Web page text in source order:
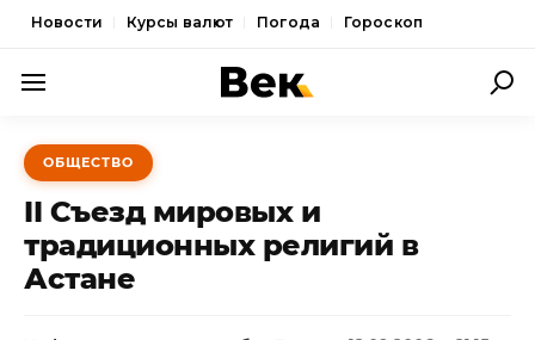
Новости Курсы валют Погода Гороскоп
ПОЛИТИКА
ЭКОНОМИКА
ОБЩЕСТВО
СПОРТ
ОБЩЕСТВО
II Съезд мировых и
традиционных религий в
Астане